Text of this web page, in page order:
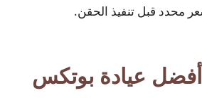
محدد قبل تنفيذ الحقن.
أفضل عيادة بوتكس